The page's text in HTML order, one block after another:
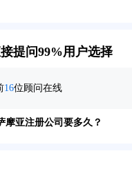
提问99%用户选择
16位顾问在线
港公司所得税税率是多少？
摩亚注册公司要多久？